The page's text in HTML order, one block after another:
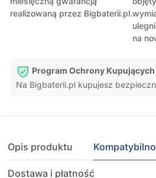
realizowaną przez Bigbaterii.pl.
na
Program Ochrony Kupujących
Na Bigbaterii.pl kupujesz
Opis produktu
Dostawa i płatność